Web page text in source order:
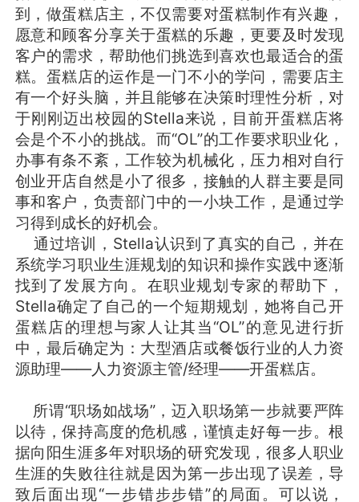
到，做蛋糕店主，不仅需要对蛋糕制作有兴趣，
愿意和顾客分享关于蛋糕的乐趣，更要及时发现
客户的需求，帮助他们挑选到喜欢也最适合的蛋
糕。蛋糕店的运作是一门不小的学问，需要店主
有一个好头脑，并且能够在决策时理性分析，对
于刚刚迈出校园的Stella来说，目前开蛋糕店将
会是个不小的挑战。而“OL”的工作要求职业化，
办事有条不紊，工作较为机械化，压力相对自行
创业开店自然是小了很多，接触的人群主要是同
事和客户，负责部门中的一小块工作，是通过学
习得到成长的好机会。
通过培训，Stella认识到了真实的自己，并在
系统学习职业生涯规划的知识和操作实践中逐渐
找到了发展方向。在职业规划专家的帮助下，
Stella确定了自己的一个短期规划，她将自己开
蛋糕店的理想与家人让其当“OL”的意见进行折
中，最后确定为：大型酒店或餐饭行业的人力资
源助理——人力资源主管/经理——开蛋糕店。
所谓“职场如战场”，迈入职场第一步就要严阵
以待，保持高度的危机感，谨慎走好每一步。根
据向阳生涯多年对职场的研究发现，很多人职业
生涯的失败往往就是因为第一步出现了误差，导
致后面出现“一步错步步错”的局面。可以说，